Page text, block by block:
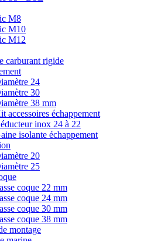
M8
M10
M12
carburant rigide
24
30
38 mm
accessoires échappement
inox 24 à 22
isolante échappement
20
25
coque 22 mm
coque 24 mm
coque 30 mm
coque 38 mm
montage